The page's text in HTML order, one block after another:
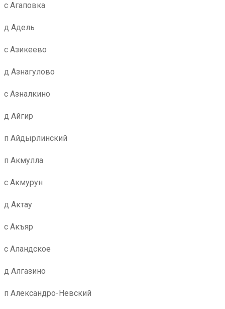
с Агаповка
д Адель
с Азикеево
д Азнагулово
с Азналкино
д Айгир
п Айдырлинский
п Акмулла
с Акмурун
д Актау
с Акъяр
с Аландское
д Алгазино
п Александро-Невский